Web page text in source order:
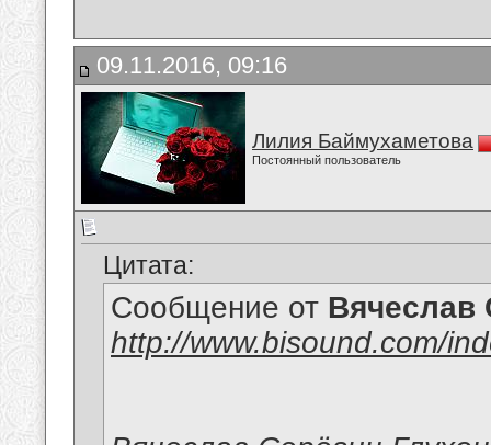
09.11.2016, 09:16
Лилия Баймухаметова
Постоянный пользователь
Цитата:
Сообщение от Вячеслав
http://www.bisound.com/